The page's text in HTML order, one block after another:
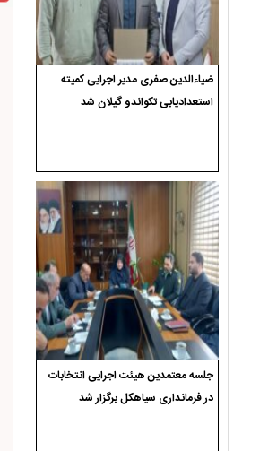
ضیاءالدین صفری مدیر اجرایی کمیته
استعدادیابی تکواندو گیلان شد
جلسه معتمدین هیئت اجرایی انتخابات
در فرمانداری سیاهکل برگزار شد